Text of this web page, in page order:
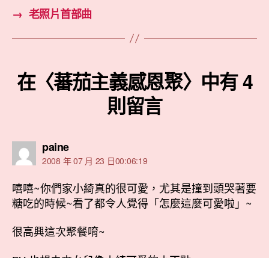
→ 老照片首部曲
在〈蕃茄主義感恩聚〉中有 4
則留言
paine表
示:
2008 年 07 月 23 日00:06:19
嘻嘻~你們家小綺真的很可愛，尤其是撞到頭哭著要
糖吃的時候~看了都令人覺得「怎麼這麼可愛啦」~
很高興這次聚餐唷~